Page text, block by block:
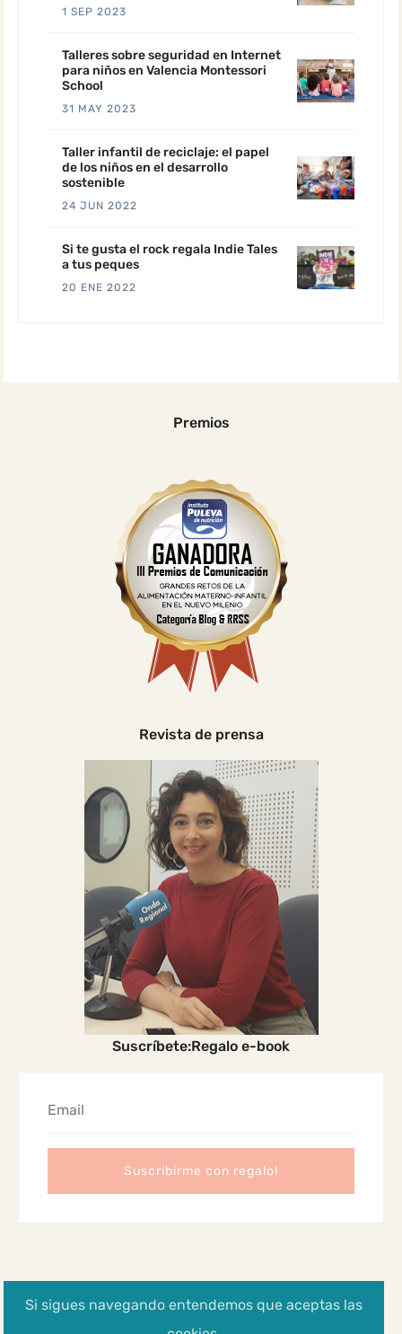
1 SEP 2023
Talleres sobre seguridad en Internet
para niños en Valencia Montessori
School
31 MAY 2023
Taller infantil de reciclaje: el papel
de los niños en el desarrollo
sostenible
24 JUN 2022
Si te gusta el rock regala Indie Tales
a tus peques
20 ENE 2022
Premios
Revista de prensa
Suscríbete:Regalo e-book
Aviso legal, Política de privacidad y cookies
Si sigues navegando entendemos que aceptas las